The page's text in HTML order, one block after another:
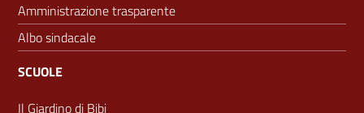
Amministrazione trasparente
Albo sindacale
SCUOLE
Il Giardino di Bibi